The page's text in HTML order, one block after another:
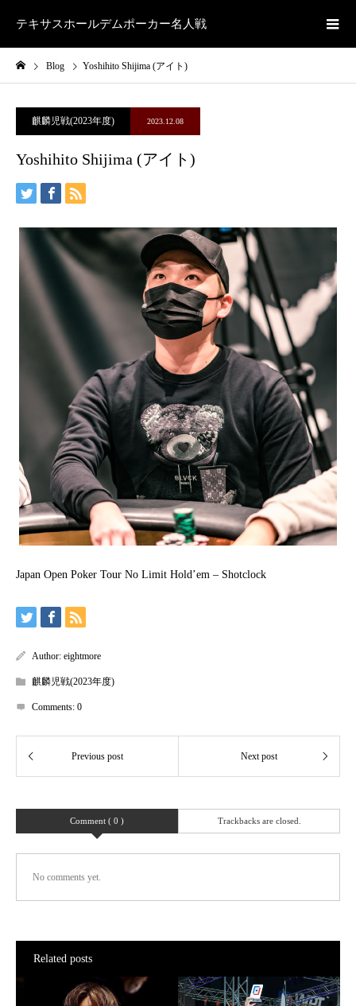
テキサスホールデムポーカー名人戦
Blog Yoshihito Shijima (アイト)
麒麟児戦(2023年度) 2023.12.08
Yoshihito Shijima (アイト)
Japan Open Poker Tour No Limit Hold’em – Shotclock
Author: eightmore
麒麟児戦(2023年度)
Comments: 0
Comment ( 0 ) Trackbacks are closed.
No comments yet.
Related posts